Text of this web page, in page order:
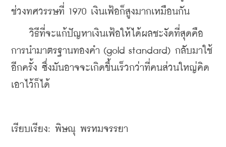
ช่วงทศวรรษที่ 1970 เงินเฟ้อก็สูงมากเหมือนกัน
วิธีที่จะแก้ปัญหาเงินเฟ้อให้ได้ผลชะงัดที่สุดคือ
การนำมาตรฐานทองคำ (gold standard) กลับมาใช้
อีกครั้ง ซึ่งมันอาจจะเกิดขึ้นเร็วกว่าที่คนส่วนใหญ่คิด
เอาไว้ก็ได้
เรียบเรียง: พิษณุ พรหมจรรยา